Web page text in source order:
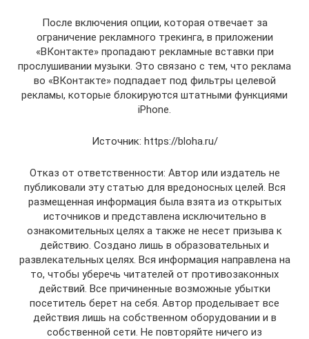
После включения опции, которая отвечает за
ограничение рекламного трекинга, в приложении
«ВКонтакте» пропадают рекламные вставки при
прослушивании музыки. Это связано с тем, что реклама
во «ВКонтакте» подпадает под фильтры целевой
рекламы, которые блокируются штатными функциями
iPhone.
Источник: https://bloha.ru/
Отказ от ответственности: Автор или издатель не
публиковали эту статью для вредоносных целей. Вся
размещенная информация была взята из открытых
источников и представлена исключительно в
ознакомительных целях а также не несет призыва к
действию. Создано лишь в образовательных и
развлекательных целях. Вся информация направлена на
то, чтобы уберечь читателей от противозаконных
действий. Все причиненные возможные убытки
посетитель берет на себя. Автор проделывает все
действия лишь на собственном оборудовании и в
собственной сети. Не повторяйте ничего из